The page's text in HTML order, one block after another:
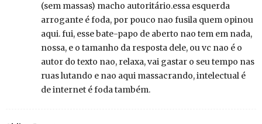
(sem massas) macho autoritário.essa esquerda
arrogante é foda, por pouco nao fusila quem opinou
aqui. fui, esse bate-papo de aberto nao tem em nada,
nossa, e o tamanho da resposta dele, ou vc nao é o
autor do texto nao, relaxa, vai gastar o seu tempo nas
ruas lutando e nao aqui massacrando, intelectual é
de internet é foda também.